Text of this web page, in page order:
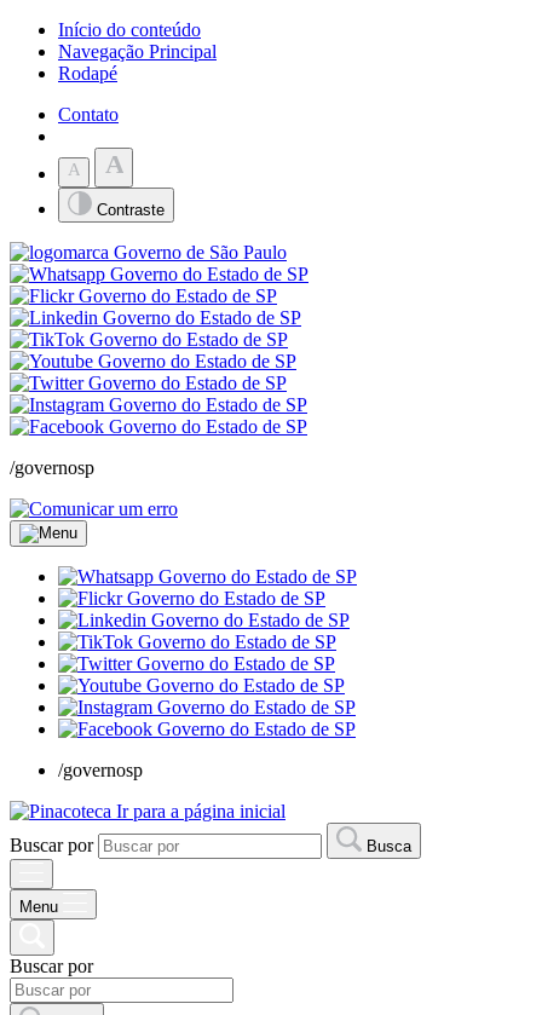
Início do conteúdo
Navegação Principal
Rodapé
Contato
A A
Contraste
/governosp
/governosp
Ir para a página inicial
Buscar por
Busca
Menu
Buscar por